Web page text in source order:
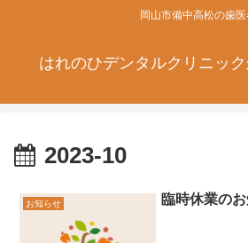
岡山市備中高松の歯
はれのひデンタルクリニッ
2023-10
お知らせ 臨時休業の